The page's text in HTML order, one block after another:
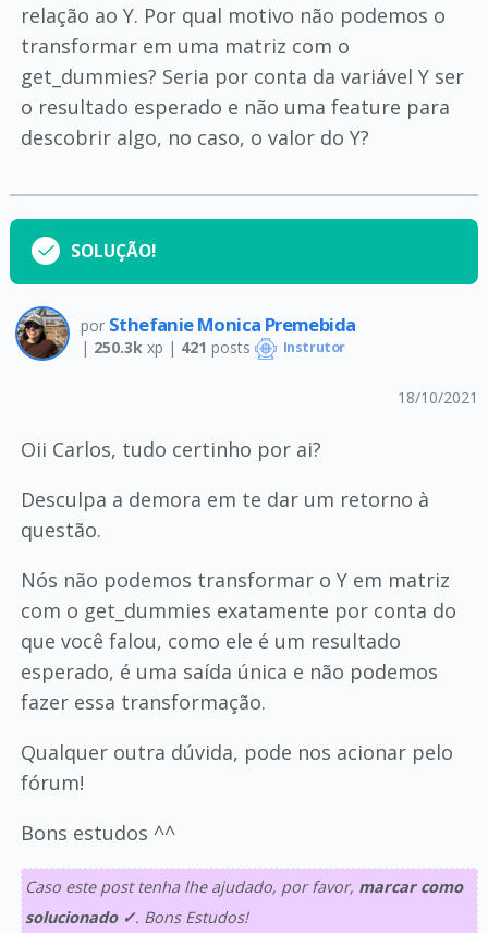
relação ao Y. Por qual motivo não podemos o
transformar em uma matriz com o
get_dummies? Seria por conta da variável Y ser
o resultado esperado e não uma feature para
descobrir algo, no caso, o valor do Y?
SOLUÇÃO!
por Sthefanie Monica Premebida
| 250.3k xp | 421 posts Instrutor
18/10/2021
Oii Carlos, tudo certinho por ai?
Desculpa a demora em te dar um retorno à
questão.
Nós não podemos transformar o Y em matriz
com o get_dummies exatamente por conta do
que você falou, como ele é um resultado
esperado, é uma saída única e não podemos
fazer essa transformação.
Qualquer outra dúvida, pode nos acionar pelo
fórum!
Bons estudos ^^
Caso este post tenha lhe ajudado, por favor, marcar como
solucionado ✓. Bons Estudos!